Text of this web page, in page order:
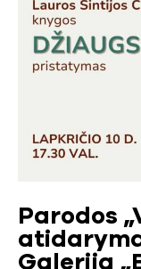
Parodos
Galerija